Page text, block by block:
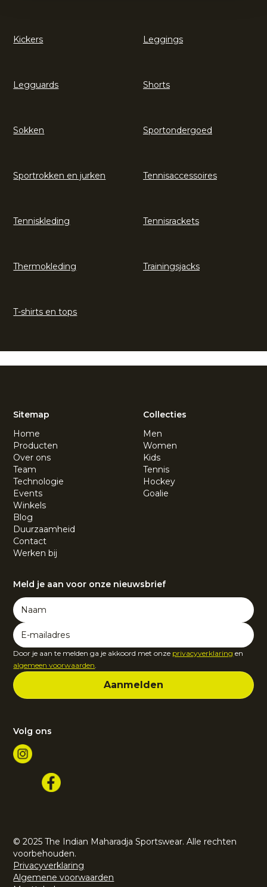
Kickers Leggings
Legguards Shorts
Sokken Sportondergoed
Sportrokken en jurken Tennisaccessoires
Tenniskleding Tennisrackets
Thermokleding Trainingsjacks
T-shirts en tops
Sitemap
Home
Producten
Over ons
Team
Technologie
Events
Winkels
Blog
Duurzaamheid
Contact
Werken bij
Collecties
Men
Women
Kids
Tennis
Hockey
Goalie
Meld je aan voor onze nieuwsbrief
Door je aan te melden ga je akkoord met onze privacyverklaring en
algemeen voorwaarden
Volg ons
© 2025 The Indian Maharadja Sportswear. Alle rechten
voorbehouden.
Privacyverklaring
Algemene voorwaarden